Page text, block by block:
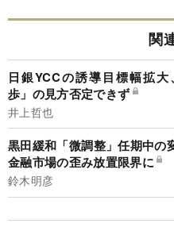
関
日銀YCCの誘導目標幅拡
歩」の見方否定できず
井上哲也
黒田緩和「微調整」任期中の
金融市場の歪み放置限界に
鈴木明彦